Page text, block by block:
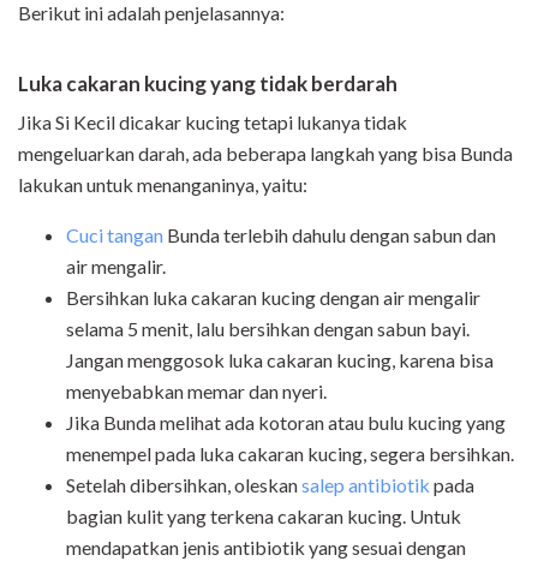
Berikut ini adalah penjelasannya:
Luka cakaran kucing yang tidak berdarah
Jika Si Kecil dicakar kucing tetapi lukanya tidak
mengeluarkan darah, ada beberapa langkah yang bisa Bunda
lakukan untuk menanganinya, yaitu:
Cuci tangan Bunda terlebih dahulu dengan sabun dan
air mengalir.
Bersihkan luka cakaran kucing dengan air mengalir
selama 5 menit, lalu bersihkan dengan sabun bayi.
Jangan menggosok luka cakaran kucing, karena bisa
menyebabkan memar dan nyeri.
Jika Bunda melihat ada kotoran atau bulu kucing yang
menempel pada luka cakaran kucing, segera bersihkan.
Setelah dibersihkan, oleskansalep antibiotik pada
bagian kulit yang terkena cakaran kucing. Untuk
mendapatkan jenis antibiotik yang sesuai dengan